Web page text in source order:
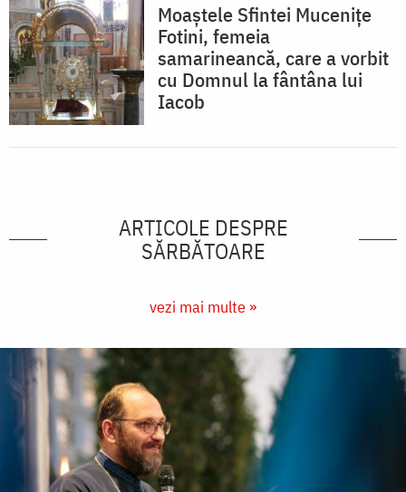
Moaștele Sfintei Mucenițe
Fotini, femeia
samarineancă, care a vorbit
cu Domnul la fântâna lui
Iacob
ARTICOLE DESPRE
SĂRBĂTOARE
vezi mai multe »